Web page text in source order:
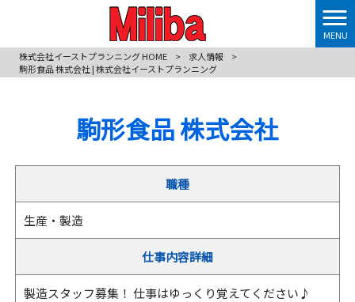
MENU
株式会社イーストプランニング HOME
> 求人情報
>
駒形食品 株式会社 | 株式会社イーストプランニング
駒形食品 株式会社
職種
生産・製造
仕事内容詳細
製造スタッフ募集！ 仕事はゆっくり覚えてください♪